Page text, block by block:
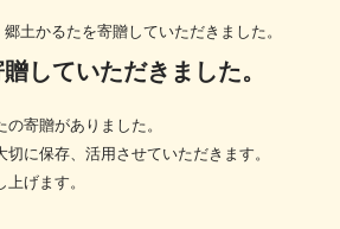
郷土かるたを寄贈していただきました。
していただきました。
寄贈がありました。
に保存、活用させていただきます。
げます。